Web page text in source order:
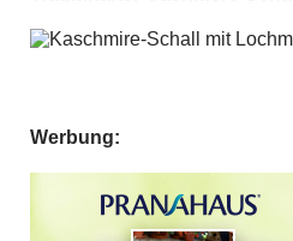
Werbung: